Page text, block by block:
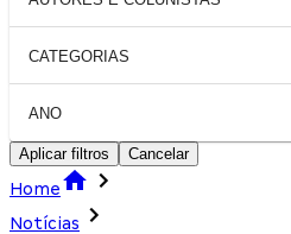
CATEGORIAS
ANO
Aplicar filtros Cancelar
Home
Notícias